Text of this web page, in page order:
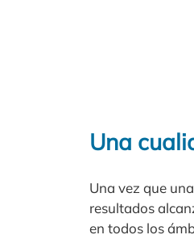
Una
Una vez que
resultados
en todos los